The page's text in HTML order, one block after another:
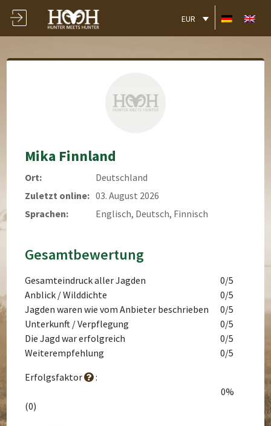
EUR
Mika Finnland
Ort:
Deutschland
Zuletzt online: 03. August 2026
Sprachen:
Englisch, Deutsch, Finnisch
Gesamtbewertung
Gesamteindruck aller Jagden
0/5
Anblick / Wilddichte
0/5
Jagden waren wie vom Anbieter beschrieben
0/5
Unterkunft / Verpflegung
0/5
Die Jagd war erfolgreich
0/5
Weiterempfehlung
0/5
Erfolgsfaktor
:
0%
(0)